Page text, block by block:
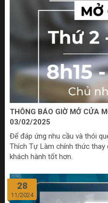
THÔNG BÁO GIỜ MỞ CỬA
03/02/2025
Để đáp ứng nhu cầu và thói
Thích Tự Làm chính thức
khách hành tốt hơn.
28
11/2024